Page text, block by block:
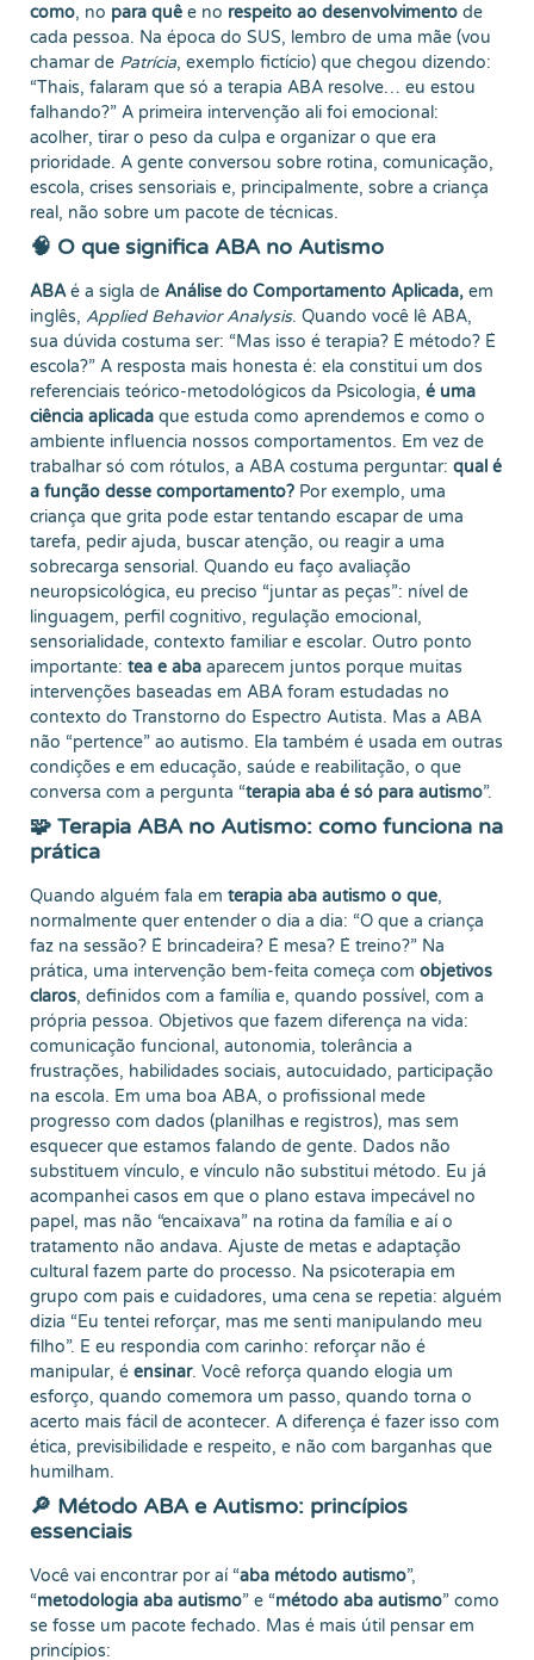
como, no para quê e no respeito ao desenvolvimento de
cada pessoa. Na época do SUS, lembro de uma mãe (vou
chamar de Patrícia, exemplo fictício) que chegou dizendo:
“Thais, falaram que só a terapia ABA resolve… eu estou
falhando?” A primeira intervenção ali foi emocional:
acolher, tirar o peso da culpa e organizar o que era
prioridade. A gente conversou sobre rotina, comunicação,
escola, crises sensoriais e, principalmente, sobre a criança
real, não sobre um pacote de técnicas.
🧠 O que significa ABA no Autismo
ABAé a sigla de Análise do Comportamento Aplicada, em
inglês, Applied Behavior Analysis. Quando você lê ABA,
sua dúvida costuma ser: “Mas isso é terapia? É método? É
escola?” A resposta mais honesta é: ela constitui um dos
referenciais teórico-metodológicos da Psicologia, é uma
ciência aplicada que estuda como aprendemos e como o
ambiente influencia nossos comportamentos. Em vez de
trabalhar só com rótulos, a ABA costuma perguntar: qual é
a função desse comportamento? Por exemplo, uma
criança que grita pode estar tentando escapar de uma
tarefa, pedir ajuda, buscar atenção, ou reagir a uma
sobrecarga sensorial. Quando eu faço avaliação
neuropsicológica, eu preciso “juntar as peças”: nível de
linguagem, perfil cognitivo, regulação emocional,
sensorialidade, contexto familiar e escolar. Outro ponto
importante: tea e aba aparecem juntos porque muitas
intervenções baseadas em ABA foram estudadas no
contexto do Transtorno do Espectro Autista. Mas a ABA
não “pertence” ao autismo. Ela também é usada em outras
condições e em educação, saúde e reabilitação, o que
conversa com a pergunta “terapia aba é só para autismo”.
🧩 Terapia ABA no Autismo: como funciona na
prática
Quando alguém fala em terapia aba autismo o que,
normalmente quer entender o dia a dia: “O que a criança
faz na sessão? É brincadeira? É mesa? É treino?” Na
prática, uma intervenção bem-feita começa com objetivos
claros, definidos com a família e, quando possível, com a
própria pessoa. Objetivos que fazem diferença na vida:
comunicação funcional, autonomia, tolerância a
frustrações, habilidades sociais, autocuidado, participação
na escola. Em uma boa ABA, o profissional mede
progresso com dados (planilhas e registros), mas sem
esquecer que estamos falando de gente. Dados não
substituem vínculo, e vínculo não substitui método. Eu já
acompanhei casos em que o plano estava impecável no
papel, mas não “encaixava” na rotina da família e aí o
tratamento não andava. Ajuste de metas e adaptação
cultural fazem parte do processo. Na psicoterapia em
grupo com pais e cuidadores, uma cena se repetia: alguém
dizia “Eu tentei reforçar, mas me senti manipulando meu
filho”. E eu respondia com carinho: reforçar não é
manipular, é ensinar. Você reforça quando elogia um
esforço, quando comemora um passo, quando torna o
acerto mais fácil de acontecer. A diferença é fazer isso com
ética, previsibilidade e respeito, e não com barganhas que
humilham.
🔎 Método ABA e Autismo: princípios
essenciais
Você vai encontrar por aí “aba método autismo”,
“metodologia aba autismo” e “método aba autismo” como
se fosse um pacote fechado. Mas é mais útil pensar em
princípios: